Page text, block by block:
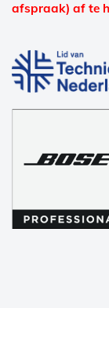
afspraak) af te